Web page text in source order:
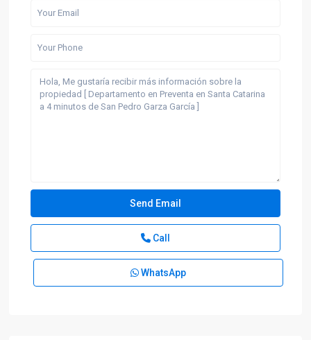
Call
WhatsApp